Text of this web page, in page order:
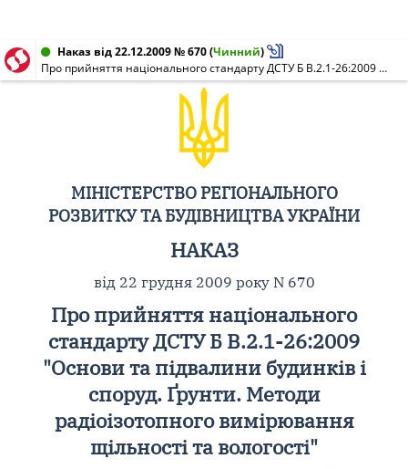
Наказ від 22.12.2009 № 670(Чинний)
Про прийняття національного стандарту ДСТУ Б В.2.1-26:2009 "Основи та підвалини будинків і споруд. Ґрунти. Методи радіоізотопного вимірювання щільності та вологості"
МІНІСТЕРСТВО РЕГІОНАЛЬНОГО
РОЗВИТКУ ТА БУДІВНИЦТВА УКРАЇНИ
НАКАЗ
від 22 грудня 2009 року N 670
Про прийняття національного
стандарту ДСТУ Б В.2.1-26:2009
"Основи та підвалини будинків і
споруд. Ґрунти. Методи
радіоізотопного вимірювання
щільності та вологості"